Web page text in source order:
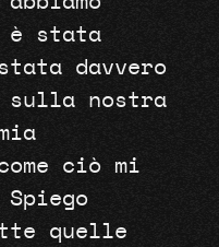
stata
davvero
sulla nostra
ciò mi
quelle